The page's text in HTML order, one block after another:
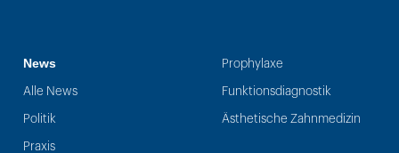
News
Alle News
Politik
Praxis
Prophylaxe
Funktionsdiagnostik
Ästhetische Zahnmedizin